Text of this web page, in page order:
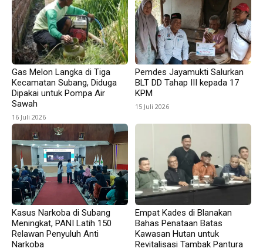
Gas Melon Langka di Tiga
Kecamatan Subang, Diduga
Dipakai untuk Pompa Air
Sawah
16 Juli 2026
Pemdes Jayamukti Salurkan
BLT DD Tahap III kepada 17
KPM
15 Juli 2026
Kasus Narkoba di Subang
Meningkat, PANI Latih 150
Relawan Penyuluh Anti
Narkoba
Empat Kades di Blanakan
Bahas Penataan Batas
Kawasan Hutan untuk
Revitalisasi Tambak Pantura